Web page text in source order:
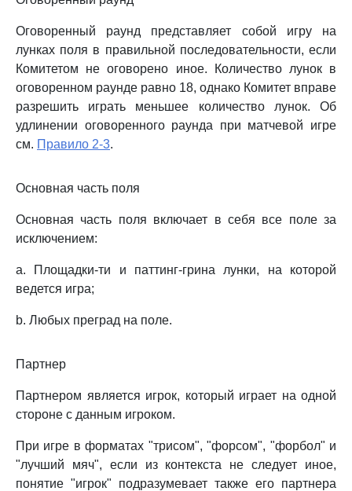
Оговоренный раунд представляет собой игру на
лунках поля в правильной последовательности, если
Комитетом не оговорено иное. Количество лунок в
оговоренном раунде равно 18, однако Комитет вправе
разрешить играть меньшее количество лунок. Об
удлинении оговоренного раунда при матчевой игре
см. Правило 2-3.
Основная часть поля
Основная часть поля включает в себя все поле за
исключением:
a. Площадки-ти и паттинг-грина лунки, на которой
ведется игра;
b. Любых преград на поле.
Партнер
Партнером является игрок, который играет на одной
стороне с данным игроком.
При игре в форматах "трисом", "форсом", "форбол" и
"лучший мяч", если из контекста не следует иное,
понятие "игрок" подразумевает также его партнера